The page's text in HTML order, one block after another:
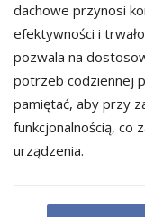
dachowe przynosi
efektywności i
pozwala na
potrzeb codziennej
pamiętać, aby przy
funkcjonalnością, co
urządzenia.